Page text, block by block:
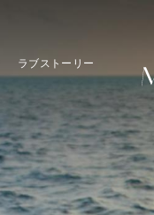
ラブストーリー